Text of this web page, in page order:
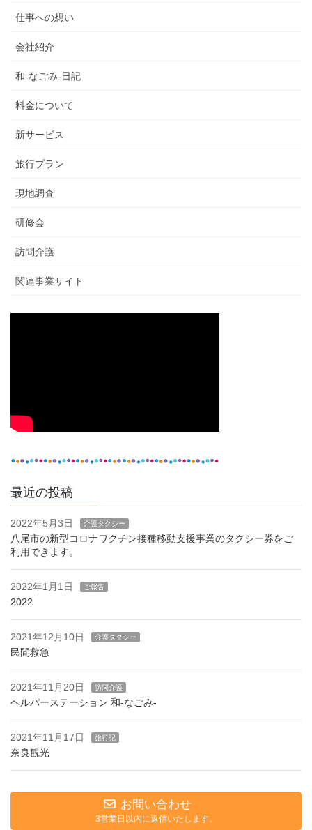
仕事への想い
会社紹介
和-なごみ-日記
料金について
新サービス
旅行プラン
現地調査
研修会
訪問介護
関連事業サイト
最近の投稿
2022年5月3日 介護タクシー
八尾市の新型コロナワクチン接種移動支援事業のタクシー券をご
利用できます。
2022年1月1日 ご報告
2022
2021年12月10日 介護タクシー
民間救急
2021年11月20日 訪問介護
ヘルパーステーション 和-なごみ-
2021年11月17日 旅行記
奈良観光
お問い合わせ
3営業日以内に返信いたします。